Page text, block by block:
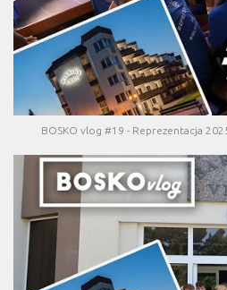
BOSKO vlog #19 - Reprezentacja